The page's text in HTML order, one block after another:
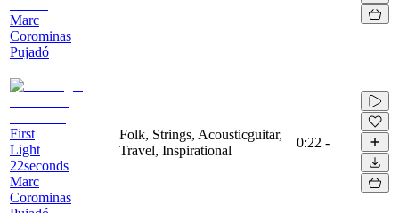
Marc
Corominas
Pujadó
First
Light
22seconds
Marc
Corominas
Folk, Strings, Acousticguitar,
Travel, Inspirational
0:22 -